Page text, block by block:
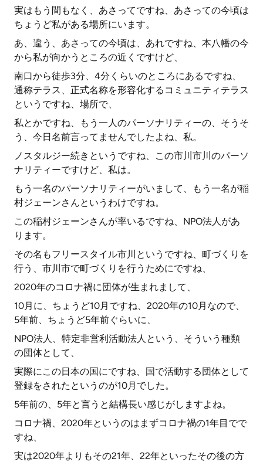
実はもう間もなく、あさってですね、あさっての今頃は
ちょうど私がある場所にいます。
あ、違う、あさっての今頃は、あれですね、本八幡の今
から私が向かうところの近くですけど、
南口から徒歩3分、4分くらいのところにあるですね、
通称テラス、正式名称を形容化するコミュニティテラス
というですね、場所で、
私とかですね、もう一人のパーソナリティーの、そうそ
う、今日名前言ってませんでしたよね、私。
ノスタルジー続きというですね、この市川市川のパーソ
ナリティーですけど、私は。
もう一名のパーソナリティーがいまして、もう一名が稲
村ジェーンさんというわけですね。
この稲村ジェーンさんが率いるですね、NPO法人があ
ります。
その名もフリースタイル市川というですね、町づくりを
行う、市川市で町づくりを行うためにですね、
2020年のコロナ禍に団体が生まれまして、
10月に、ちょうど10月ですね、2020年の10月なので、
5年前、ちょうど5年前ぐらいに、
NPO法人、特定非営利活動法人という、そういう種類
の団体として、
実際にこの日本の国にですね、国で活動する団体として
登録をされたというのが10月でした。
5年前の、5年と言うと結構長い感じがしますよね。
コロナ禍、2020年というのはまずコロナ禍の1年目でで
すね、
実は2020年よりもその21年、22年といったその後の方